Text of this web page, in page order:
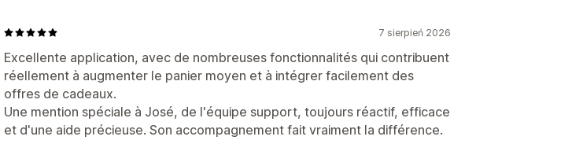
7 sierpień 2026
Excellente application, avec de nombreuses fonctionnalités qui contribuent
réellement à augmenter le panier moyen et à intégrer facilement des
offres de cadeaux.
Une mention spéciale à José, de l'équipe support, toujours réactif, efficace
et d'une aide précieuse. Son accompagnement fait vraiment la différence.